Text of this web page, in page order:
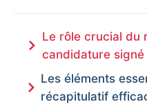
Le rôle crucial du
candidature signé
Les éléments
récapitulatif